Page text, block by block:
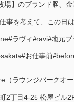
場】のブランド豚、
事を考えて、この日
ラヴィ#ravi#地元
お仕事前
（ラウンジバークオー
2丁目4-25 松屋ビル